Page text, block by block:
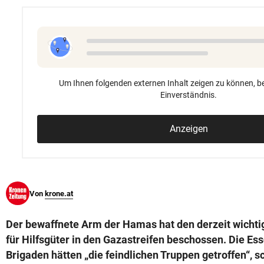
Um Ihnen folgenden externen Inhalt zeigen zu können,
Einverständnis.
Anzeigen
Von krone.at
Der bewaffnete Arm der Hamas hat den derzeit
für Hilfsgüter in den Gazastreifen beschossen. Die
Brigaden hätten „die feindlichen Truppen getroffen“,